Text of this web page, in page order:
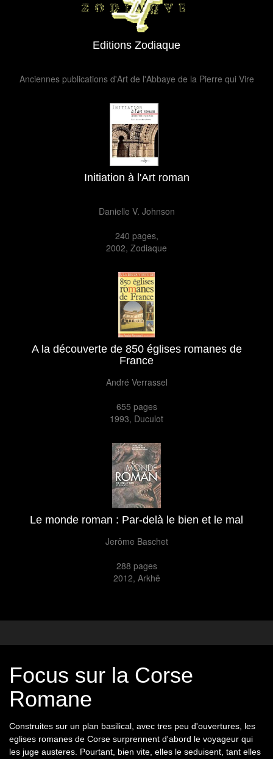
Editions Zodiaque
Anciennes publications d'Art de l'Abbaye de la Pierre qui Vire
Initiation à l'Art roman
Danielle V. Johnson
240 pages,
2002, Zodiaque
A la découverte de 850 églises romanes de
France
André Verrassel
655 pages
1993, Duculot
Le monde roman : Par-delà le bien et le mal
Jerôme Baschet
288 pages
2012, Arkhê
Focus sur la Corse
Romane
Construites sur un plan basilical, avec tres peu d'ouvertures, les
eglises romanes de Corse surprennent d'abord le voyageur qui
les juge austeres. Pourtant, bien vite, elles le seduisent, tant elles